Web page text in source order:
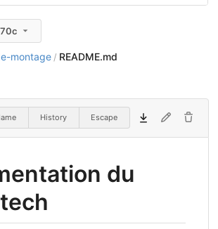
montage / README.md
History Escape
du